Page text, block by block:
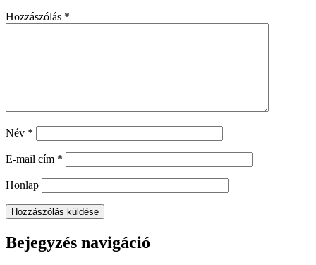
Hozzászólás *
Név *
E-mail cím *
Honlap
Bejegyzés navigáció